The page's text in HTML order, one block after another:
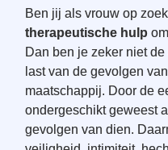
Ben jij als vrouw op
therapeutische hulp
Dan ben je zeker niet
last van de gevolgen
maatschappij. Door de
ondergeschikt geweest
gevolgen van dien.